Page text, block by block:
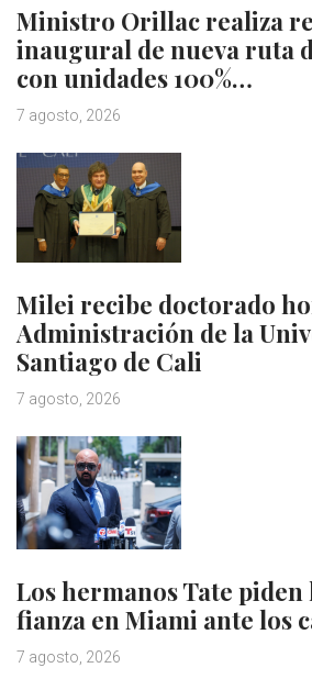
Ministro Orillac realiza
inaugural de nueva ruta
con unidades 100%…
7 agosto, 2026
Milei recibe doctorado
Administración de la
Santiago de Cali
7 agosto, 2026
Los hermanos Tate
fianza en Miami ante los
7 agosto, 2026